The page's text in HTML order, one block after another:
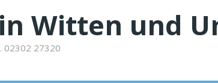
Witten und
02302 27320